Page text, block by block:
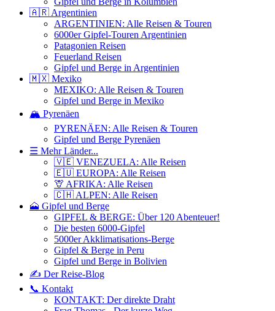
🇦🇷 Argentinien
ARGENTINIEN: Alle Reisen & Touren
6000er Gipfel-Touren Argentinien
Patagonien Reisen
Feuerland Reisen
Gipfel und Berge in Argentinien
🇲🇽 Mexiko
MEXIKO: Alle Reisen & Touren
Gipfel und Berge in Mexiko
🏔️ Pyrenäen
PYRENÄEN: Alle Reisen & Touren
Gipfel und Berge Pyrenäen
☰ Mehr Länder...
🇻🇪 VENEZUELA: Alle Reisen
🇪🇺 EUROPA: Alle Reisen
🦒 AFRIKA: Alle Reisen
🇨🇭 ALPEN: Alle Reisen
🗻 Gipfel und Berge
GIPFEL & BERGE: Über 120 Abenteuer!
Die besten 6000-Gipfel
5000er Akklimatisations-Berge
Gipfel & Berge in Peru
Gipfel und Berge in Bolivien
✍️ Der Reise-Blog
📞 Kontakt
KONTAKT: Der direkte Draht